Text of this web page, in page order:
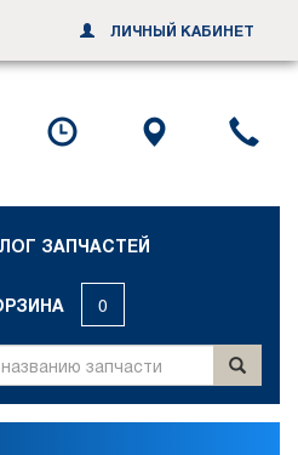
ЗАПЧАСТЕЙ
0
ЛИЧНЫЙ КАБИНЕТ
Посмотреть
график схему